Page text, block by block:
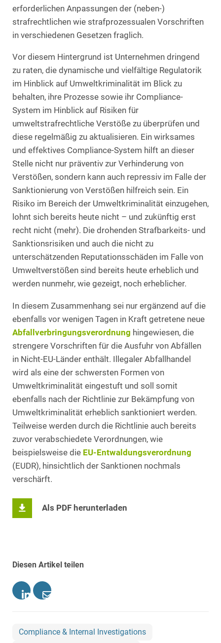
erforderlichen Anpassungen der (neben-)
strafrechtlichen wie strafprozessualen Vorschriften
in verschiedenen Gesetzen fraglich.
Vor diesem Hintergrund ist Unternehmen dringend
zu raten, die dynamische und vielfältige Regulatorik
im Hinblick auf Umweltkriminalität im Blick zu
behalten, ihre Prozesse sowie ihr Compliance-
System im Hinblick auf Risiken für
umweltstrafrechtliche Verstöße zu überprüfen und
diese regelmäßig zu aktualisieren. Ein wirksames
und effektives Compliance-System hilft an dieser
Stelle nicht nur präventiv zur Verhinderung von
Verstößen, sondern kann auch repressiv im Falle der
Sanktionierung von Verstößen hilfreich sein. Ein
Risiko im Bereich der Umweltkriminalität einzugehen,
lohnt sich bereits heute nicht – und zukünftig erst
recht nicht (mehr). Die drohenden Strafbarkeits- und
Sanktionsrisiken und auch die nicht zu
unterschätzenden Reputationsschäden im Falle von
Umweltverstößen sind bereits heute erheblich und
werden nunmehr, wie gezeigt, noch erheblicher.
In diesem Zusammenhang sei nur ergänzend auf die
ebenfalls vor wenigen Tagen in Kraft getretene neue
Abfallverbringungsverordnung hingewiesen, die
strengere Vorschriften für die Ausfuhr von Abfällen
in Nicht-EU-Länder enthält. Illegaler Abfallhandel
wird als eine der schwersten Formen von
Umweltkriminalität eingestuft und soll somit
ebenfalls nach der Richtlinie zur Bekämpfung von
Umweltkriminalität erheblich sanktioniert werden.
Teilweise werden durch die Richtlinie auch bereits
zuvor verabschiedete Verordnungen, wie
beispielsweise die EU-Entwaldungsverordnung
(EUDR), hinsichtlich der Sanktionen nochmals
verschärft.
Als PDF herunterladen
Diesen Artikel teilen
Compliance & Internal Investigations